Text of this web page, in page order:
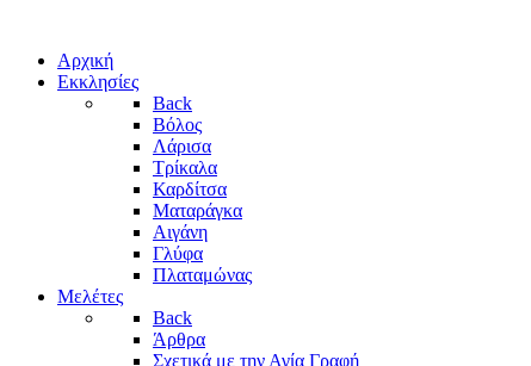
Αρχική
Εκκλησίες
Back
Βόλος
Λάρισα
Τρίκαλα
Καρδίτσα
Ματαράγκα
Αιγάνη
Γλύφα
Πλαταμώνας
Μελέτες
Back
Άρθρα
Σχετικά με την Αγία Γραφή